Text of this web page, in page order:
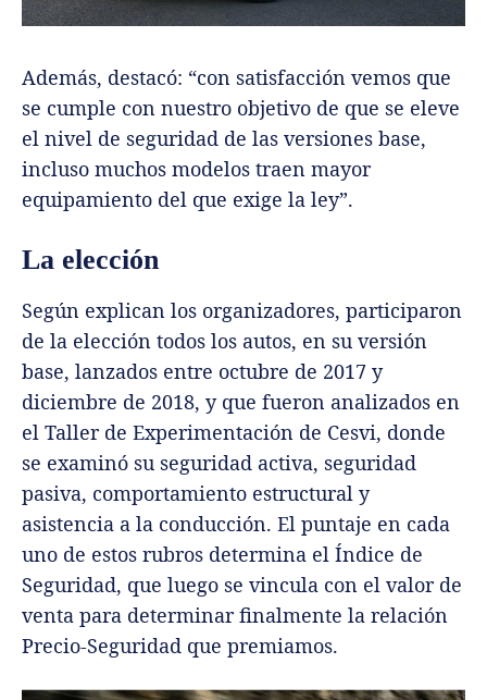
Además, destacó: “con satisfacción vemos que
se cumple con nuestro objetivo de que se eleve
el nivel de seguridad de las versiones base,
incluso muchos modelos traen mayor
equipamiento del que exige la ley”.
La elección
Según explican los organizadores, participaron
de la elección todos los autos, en su versión
base, lanzados entre octubre de 2017 y
diciembre de 2018, y que fueron analizados en
el Taller de Experimentación de Cesvi, donde
se examinó su seguridad activa, seguridad
pasiva, comportamiento estructural y
asistencia a la conducción. El puntaje en cada
uno de estos rubros determina el Índice de
Seguridad, que luego se vincula con el valor de
venta para determinar finalmente la relación
Precio-Seguridad que premiamos.